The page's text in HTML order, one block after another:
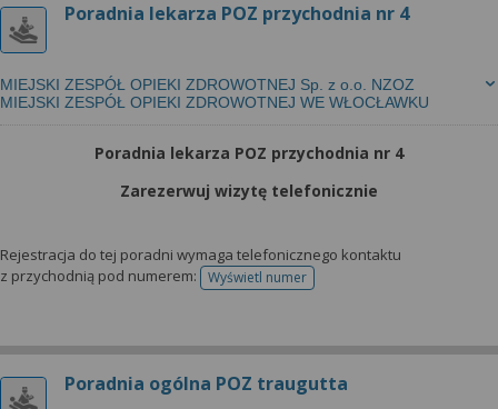
Poradnia lekarza POZ przychodnia nr 4
MIEJSKI ZESPÓŁ OPIEKI ZDROWOTNEJ Sp. z o.o. NZOZ
MIEJSKI ZESPÓŁ OPIEKI ZDROWOTNEJ WE WŁOCŁAWKU
Poradnia lekarza POZ przychodnia nr 4
Zarezerwuj wizytę telefonicznie
Rejestracja do tej poradni wymaga telefonicznego kontaktu
z przychodnią pod numerem:
Wyświetl numertelefonu do rejestracji
Poradnia ogólna POZ traugutta